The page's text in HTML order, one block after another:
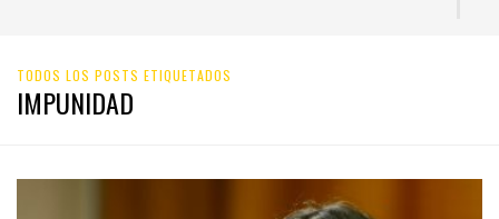
TODOS LOS POSTS ETIQUETADOS
IMPUNIDAD